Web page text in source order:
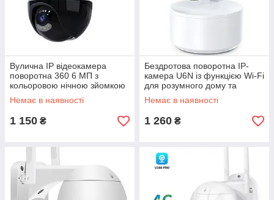
Вулична IP відеокамера
поворотна 360 6 МП з
кольоровою нічною зйомкою
для будинку з датчиком руху і
сигналізацією CAMERA Ap
Немає в наявності
1 150 ₴
Бездротова поворотна IP-
камера U6N із функцією Wi-Fi
для розумного дому та
датчиком руху
Немає в наявності
1 260 ₴